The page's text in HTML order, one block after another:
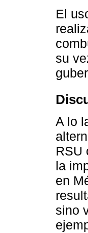
El
su
A lo
RSU
la
en
sino